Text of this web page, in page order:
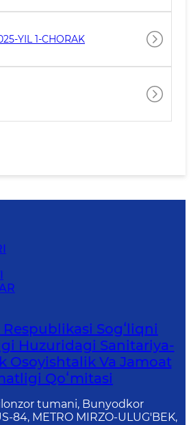
YIL 1-CHORAK
Respublikasi Sogʻliqni
Huzuridagi Sanitariya-
Osoyishtalik Va Jamoat
Qoʻmitasi
tumani, Bunyodkor
84, METRO MIRZO-ULUG'BEK,